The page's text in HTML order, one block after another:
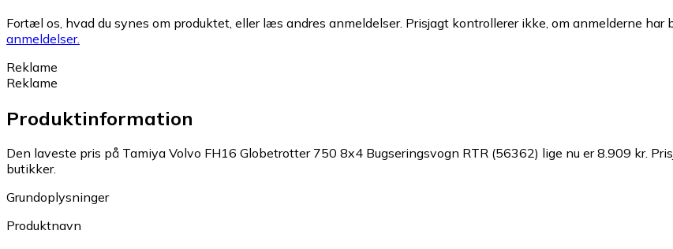
Fortæl os, hvad du synes om produktet, eller læs andres anmeldelser. Prisjagt kontrollerer ikke, om anmelderne
anmeldelser.
Reklame
Reklame
Produktinformation
Den laveste pris på Tamiya Volvo FH16 Globetrotter 750 8x4 Bugseringsvogn RTR (56362) lige nu er 8.909 kr.
butikker.
Grundoplysninger
Produktnavn